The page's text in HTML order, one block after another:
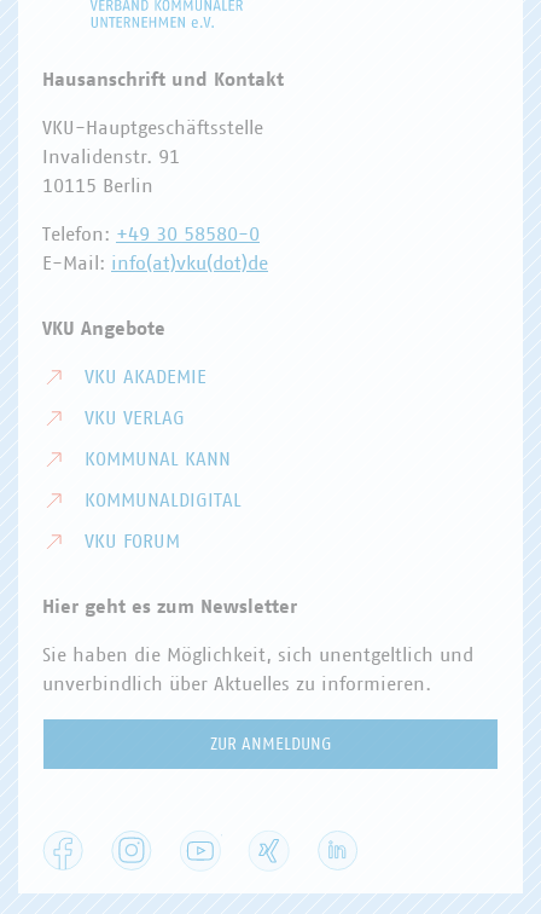
Hausanschrift und Kontakt
VKU-Hauptgeschäftsstelle
Invalidenstr. 91
10115 Berlin
Telefon: +49 30 58580-0
E-Mail: info(at)vku(dot)de
VKU Angebote
VKU AKADEMIE
VKU VERLAG
KOMMUNAL KANN
KOMMUNALDIGITAL
VKU FORUM
Hier geht es zum Newsletter
Sie haben die Möglichkeit, sich unentgeltlich und
unverbindlich über Aktuelles zu informieren.
ZUR ANMELDUNG
Facebook Instagram YouTube